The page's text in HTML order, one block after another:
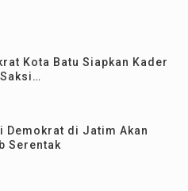
Kota Batu Siapkan Kader
Demokrat di Jatim Akan
Serentak